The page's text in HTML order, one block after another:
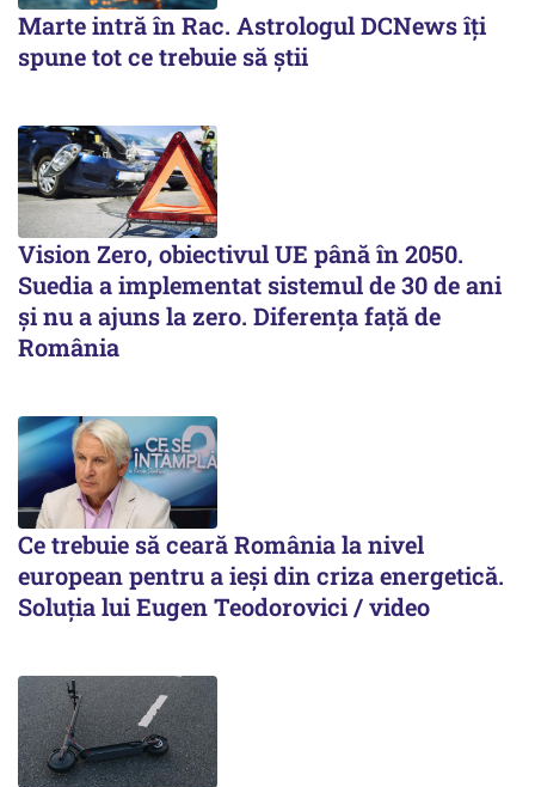
Marte intră în Rac. Astrologul DCNews îți
spune tot ce trebuie să știi
Vision Zero, obiectivul UE până în 2050.
Suedia a implementat sistemul de 30 de ani
şi nu a ajuns la zero. Diferenţa faţă de
România
Ce trebuie să ceară România la nivel
european pentru a ieși din criza energetică.
Soluția lui Eugen Teodorovici / video